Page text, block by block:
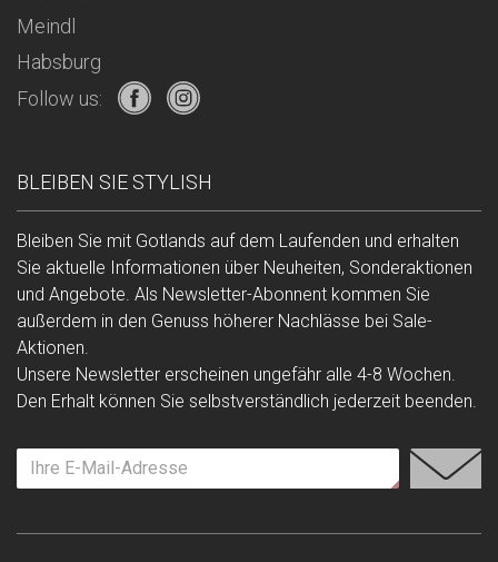
Meindl
Habsburg
Follow us:
BLEIBEN SIE STYLISH
Bleiben Sie mit Gotlands auf dem Laufenden und erhalten
Sie aktuelle Informationen über Neuheiten, Sonderaktionen
und Angebote. Als Newsletter-Abonnent kommen Sie
außerdem in den Genuss höherer Nachlässe bei Sale-
Aktionen.
Unsere Newsletter erscheinen ungefähr alle 4-8 Wochen.
Den Erhalt können Sie selbstverständlich jederzeit beenden.